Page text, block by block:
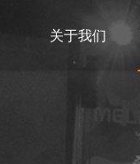
关于我们